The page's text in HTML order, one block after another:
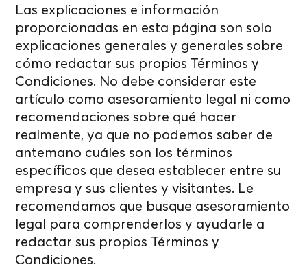
Las explicaciones e información
proporcionadas en esta página son solo
explicaciones generales y generales sobre
cómo redactar sus propios Términos y
Condiciones. No debe considerar este
artículo como asesoramiento legal ni como
recomendaciones sobre qué hacer
realmente, ya que no podemos saber de
antemano cuáles son los términos
específicos que desea establecer entre su
empresa y sus clientes y visitantes. Le
recomendamos que busque asesoramiento
legal para comprenderlos y ayudarle a
redactar sus propios Términos y
Condiciones.